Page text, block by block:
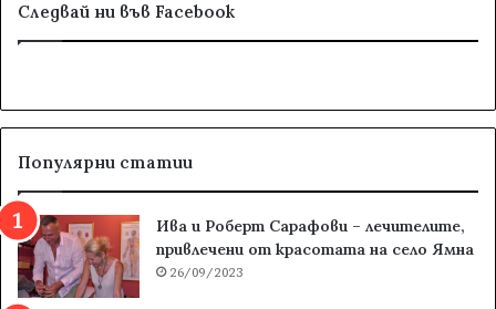
Следвай ни във Facebook
Популярни статии
Ива и Роберт Сарафови – лечителите,
привлечени от красотата на село Ямна
26/09/2023